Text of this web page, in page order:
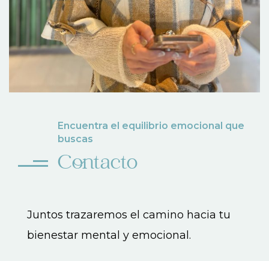
Encuentra el equilibrio emocional que
buscas
Contacto
Juntos trazaremos el camino hacia tu
bienestar mental y emocional.